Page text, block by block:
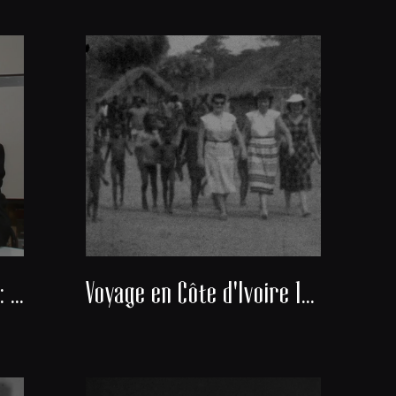
Docteur Alexis Banayan : Président du consistoire de la communauté juive de Bordeaux Voyage en Côte d'Ivoire 1951